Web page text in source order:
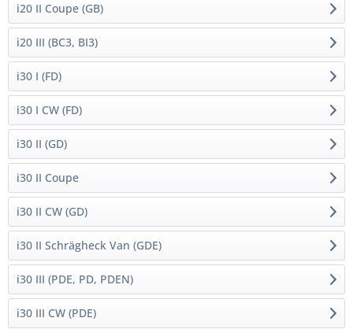
i20 II Coupe (GB)
i20 III (BC3, BI3)
i30 I (FD)
i30 I CW (FD)
i30 II (GD)
i30 II Coupe
i30 II CW (GD)
i30 II Schrägheck Van (GDE)
i30 III (PDE, PD, PDEN)
i30 III CW (PDE)